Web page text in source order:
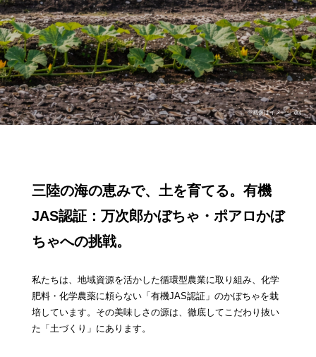
三陸の海の恵みで、土を育てる。 有機
JAS認証：万次郎かぼちゃ・ポアロかぼ
ちゃへの挑戦。
私たちは、地域資源を活かした循環型農業に取り組み、化学
肥料・化学農薬に頼らない「有機JAS認証」のかぼちゃを栽
培しています。その美味しさの源は、徹底してこだわり抜い
た「土づくり」にあります。